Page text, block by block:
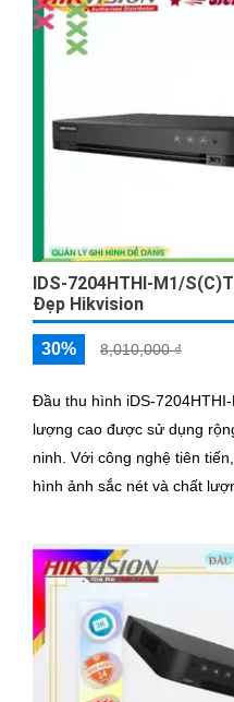
IDS-7204HTHI-M1/
Đẹp Hikvision
30% 8,010,000 ₫
Đầu thu hình iDS-
lượng cao được sử dụng
ninh. Với công nghệ tiên tiến, đầu thu này có khả năng ghi lại
hình ảnh sắc nét và chất